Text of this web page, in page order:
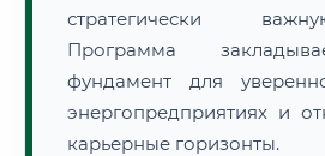
стратегически
Программа
фундамент для
энергопредприятиях и
карьерные горизонты.